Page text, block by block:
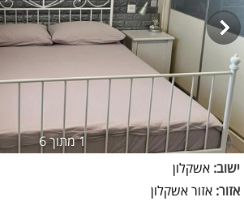
1מתוך 6
ישוב: אשקלון
אזור: אזור אשקלון